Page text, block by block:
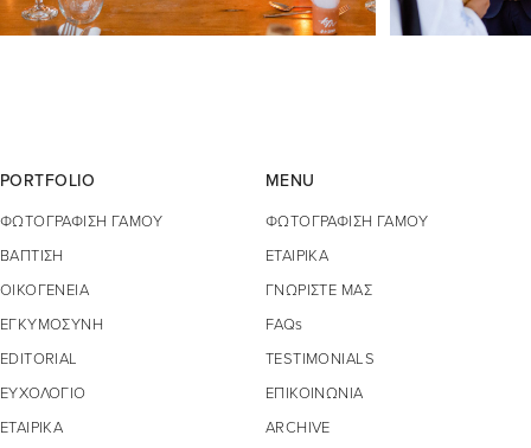
PORTFOLIO
ΦΩΤΟΓΡΑΦΙΣΗ ΓΑΜΟΥ
ΒΑΠΤΙΣΗ
ΟΙΚΟΓΕΝΕΙΑ
ΕΓΚΥΜΟΣΥΝΗ
EDITORIAL
ΕΥΧΟΛΟΓΙΟ
ΕΤΑΙΡΙΚΑ
MENU
ΦΩΤΟΓΡΑΦΙΣΗ ΓΑΜΟΥ
ΕΤΑΙΡΙΚΑ
ΓΝΩΡΙΣΤΕ ΜΑΣ
FAQs
TESTIMONIALS
ΕΠΙΚΟΙΝΩΝΙΑ
ARCHIVE